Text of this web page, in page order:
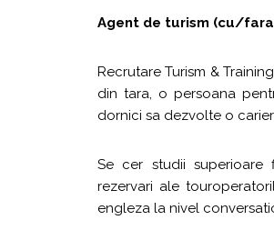
Agent de turism (cu/fara
Recrutare Turism &
din tara, o persoana
dornici sa dezvolte o
Se cer studii superioare
rezervari ale
engleza la nivel